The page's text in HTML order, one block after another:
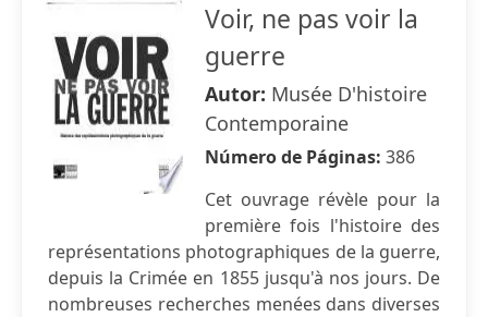
Voir, ne pas voir la
guerre
Autor: Musée D'histoire
Contemporaine
Número de Páginas: 386
Cet ouvrage révèle pour la
première fois l'histoire des
représentations photographiques de la guerre,
depuis la Crimée en 1855 jusqu'à nos jours. De
nombreuses recherches menées dans diverses